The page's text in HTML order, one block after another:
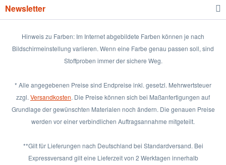
Newsletter
Hinweis zu Farben: Im Internet abgebildete Farben können je nach
Bildschirmeinstellung variieren. Wenn eine Farbe genau passen soll, sind
Stoffproben immer der sichere Weg.
* Alle angegebenen Preise sind Endpreise inkl. gesetzl. Mehrwertsteuer
zzgl. Versandkosten. Die Preise können sich bei Maßanfertigungen auf
Grundlage der gewünschten Materialen noch ändern. Die genauen Preise
werden vor einer verbindlichen Auftragsannahme mitgeteilt.
**Gilt für Lieferungen nach Deutschland bei Standardversand. Bei
Expressversand gilt eine Lieferzeit von 2 Werktagen innerhalb